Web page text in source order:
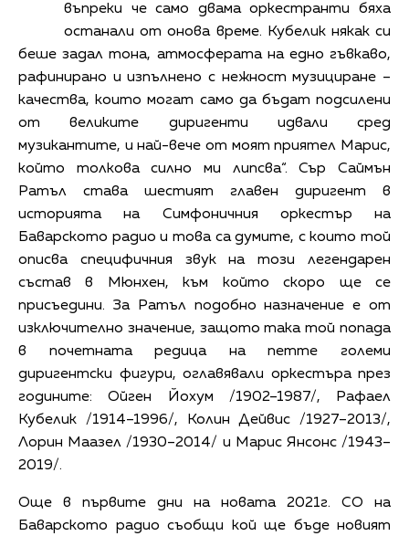
въпреки че само двама оркестранти бяха
останали от онова време. Кубелик някак си
беше задал тона, атмосферата на едно гъвкаво,
рафинирано и изпълнено с нежност музициране –
качества, които могат само да бъдат подсилени
от великите диригенти идвали сред
музикантите, и най-вече от моят приятел Марис,
който толкова силно ми липсва“. Сър Саймън
Ратъл става шестият главен диригент в
историята на Симфоничния оркестър на
Баварското радио и това са думите, с които той
описва специфичния звук на този легендарен
състав в Мюнхен, към който скоро ще се
присъедини. За Ратъл подобно назначение е от
изключително значение, защото така той попада
в почетната редица на петте големи
диригентски фигури, оглавявали оркестъра през
годините: Ойген Йохум /1902–1987/, Рафаел
Кубелик /1914–1996/, Колин Дейвис /1927–2013/,
Лорин Маазел /1930–2014/ и Марис Янсонс /1943–
2019/.
Още в първите дни на новата 2021г. СО на
Баварското радио съобщи кой ще бъде новият